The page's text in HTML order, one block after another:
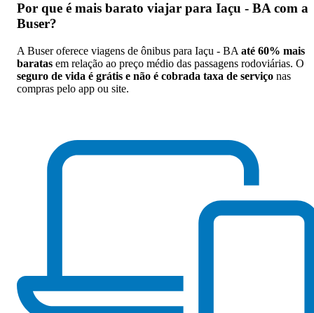
Por que é mais barato viajar para Iaçu - BA com a
Buser?
A Buser oferece viagens de ônibus para Iaçu - BA até 60% mais
baratas em relação ao preço médio das passagens rodoviárias. O
seguro de vida é grátis e não é cobrada taxa de serviço nas
compras pelo app ou site.